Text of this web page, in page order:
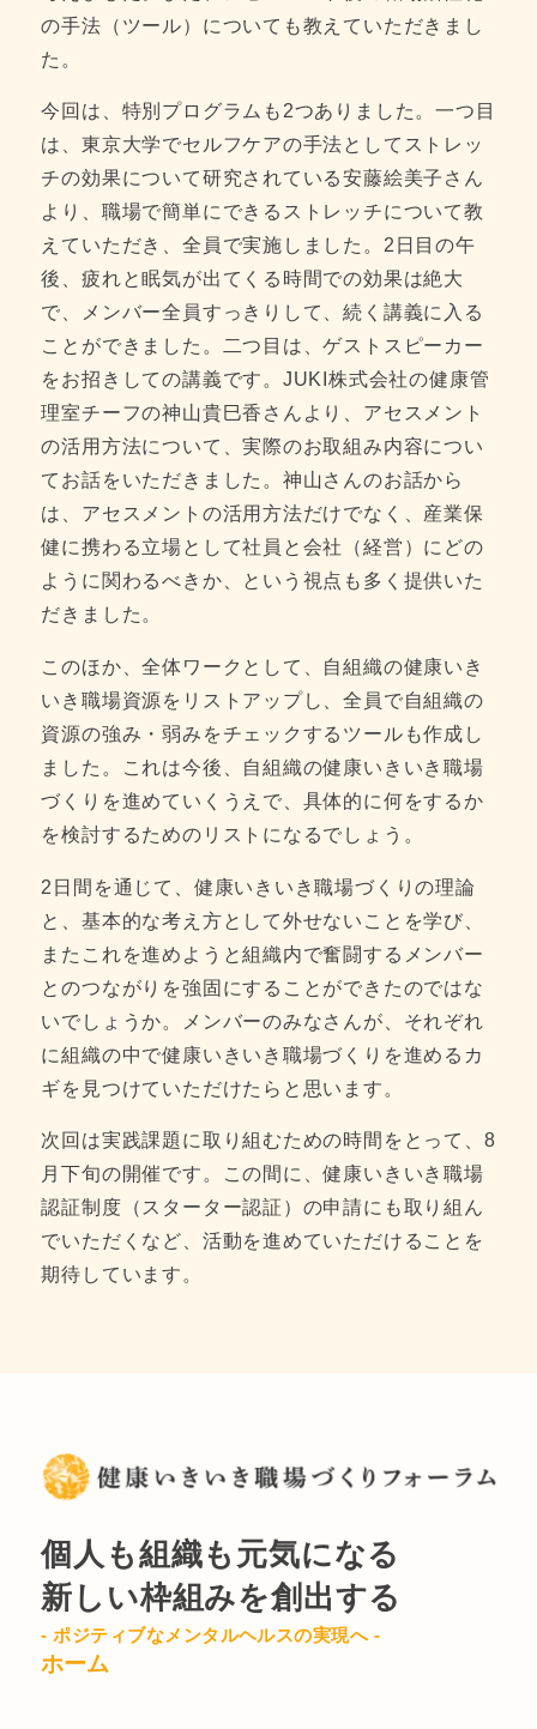
の手法（ツール）についても教えていただきまし
た。
今回は、特別プログラムも2つありました。一つ目
は、東京大学でセルフケアの手法としてストレッ
チの効果について研究されている安藤絵美子さん
より、職場で簡単にできるストレッチについて教
えていただき、全員で実施しました。2日目の午
後、疲れと眠気が出てくる時間での効果は絶大
で、メンバー全員すっきりして、続く講義に入る
ことができました。二つ目は、ゲストスピーカー
をお招きしての講義です。JUKI株式会社の健康管
理室チーフの神山貴巳香さんより、アセスメント
の活用方法について、実際のお取組み内容につい
てお話をいただきました。神山さんのお話から
は、アセスメントの活用方法だけでなく、産業保
健に携わる立場として社員と会社（経営）にどの
ように関わるべきか、という視点も多く提供いた
だきました。
このほか、全体ワークとして、自組織の健康いき
いき職場資源をリストアップし、全員で自組織の
資源の強み・弱みをチェックするツールも作成し
ました。これは今後、自組織の健康いきいき職場
づくりを進めていくうえで、具体的に何をするか
を検討するためのリストになるでしょう。
2日間を通じて、健康いきいき職場づくりの理論
と、基本的な考え方として外せないことを学び、
またこれを進めようと組織内で奮闘するメンバー
とのつながりを強固にすることができたのではな
いでしょうか。メンバーのみなさんが、それぞれ
に組織の中で健康いきいき職場づくりを進めるカ
ギを見つけていただけたらと思います。
次回は実践課題に取り組むための時間をとって、8
月下旬の開催です。この間に、健康いきいき職場
認証制度（スターター認証）の申請にも取り組ん
でいただくなど、活動を進めていただけることを
期待しています。
個人も組織も元気になる
新しい枠組みを創出する
- ポジティブなメンタルヘルスの実現へ -
ホーム